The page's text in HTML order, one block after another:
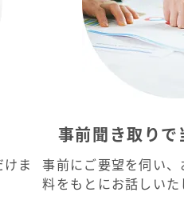
ま
事前聞き取り
事前にご要望を伺い
料をもとにお話しいた